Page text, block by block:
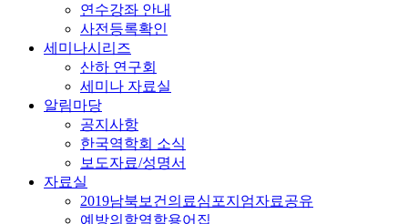
연수강좌 안내
사전등록확인
세미나시리즈
산하 연구회
세미나 자료실
알림마당
공지사항
한국역학회 소식
보도자료/성명서
자료실
2019남북보건의료심포지엄자료공유
예방의학역학용어집